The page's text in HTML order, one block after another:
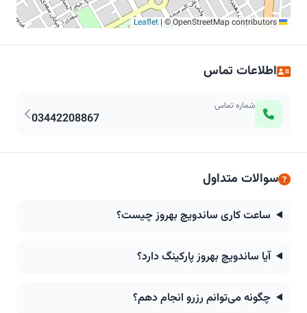
Leaflet
| © OpenStreetMap contributors
اطلاعات تماس
شماره تماس
03442208867
سوالات متداول
ساعت کاری ساندویچ بهروز چیست؟
آیا ساندویچ بهروز پارکینگ دارد؟
چگونه می‌توانم رزرو انجام دهم؟